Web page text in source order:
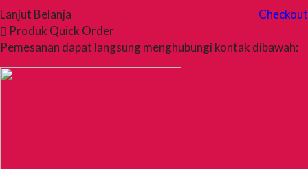
Lanjut Belanja
Checkout
Produk Quick Order
Pemesanan dapat langsung menghubungi kontak dibawah: